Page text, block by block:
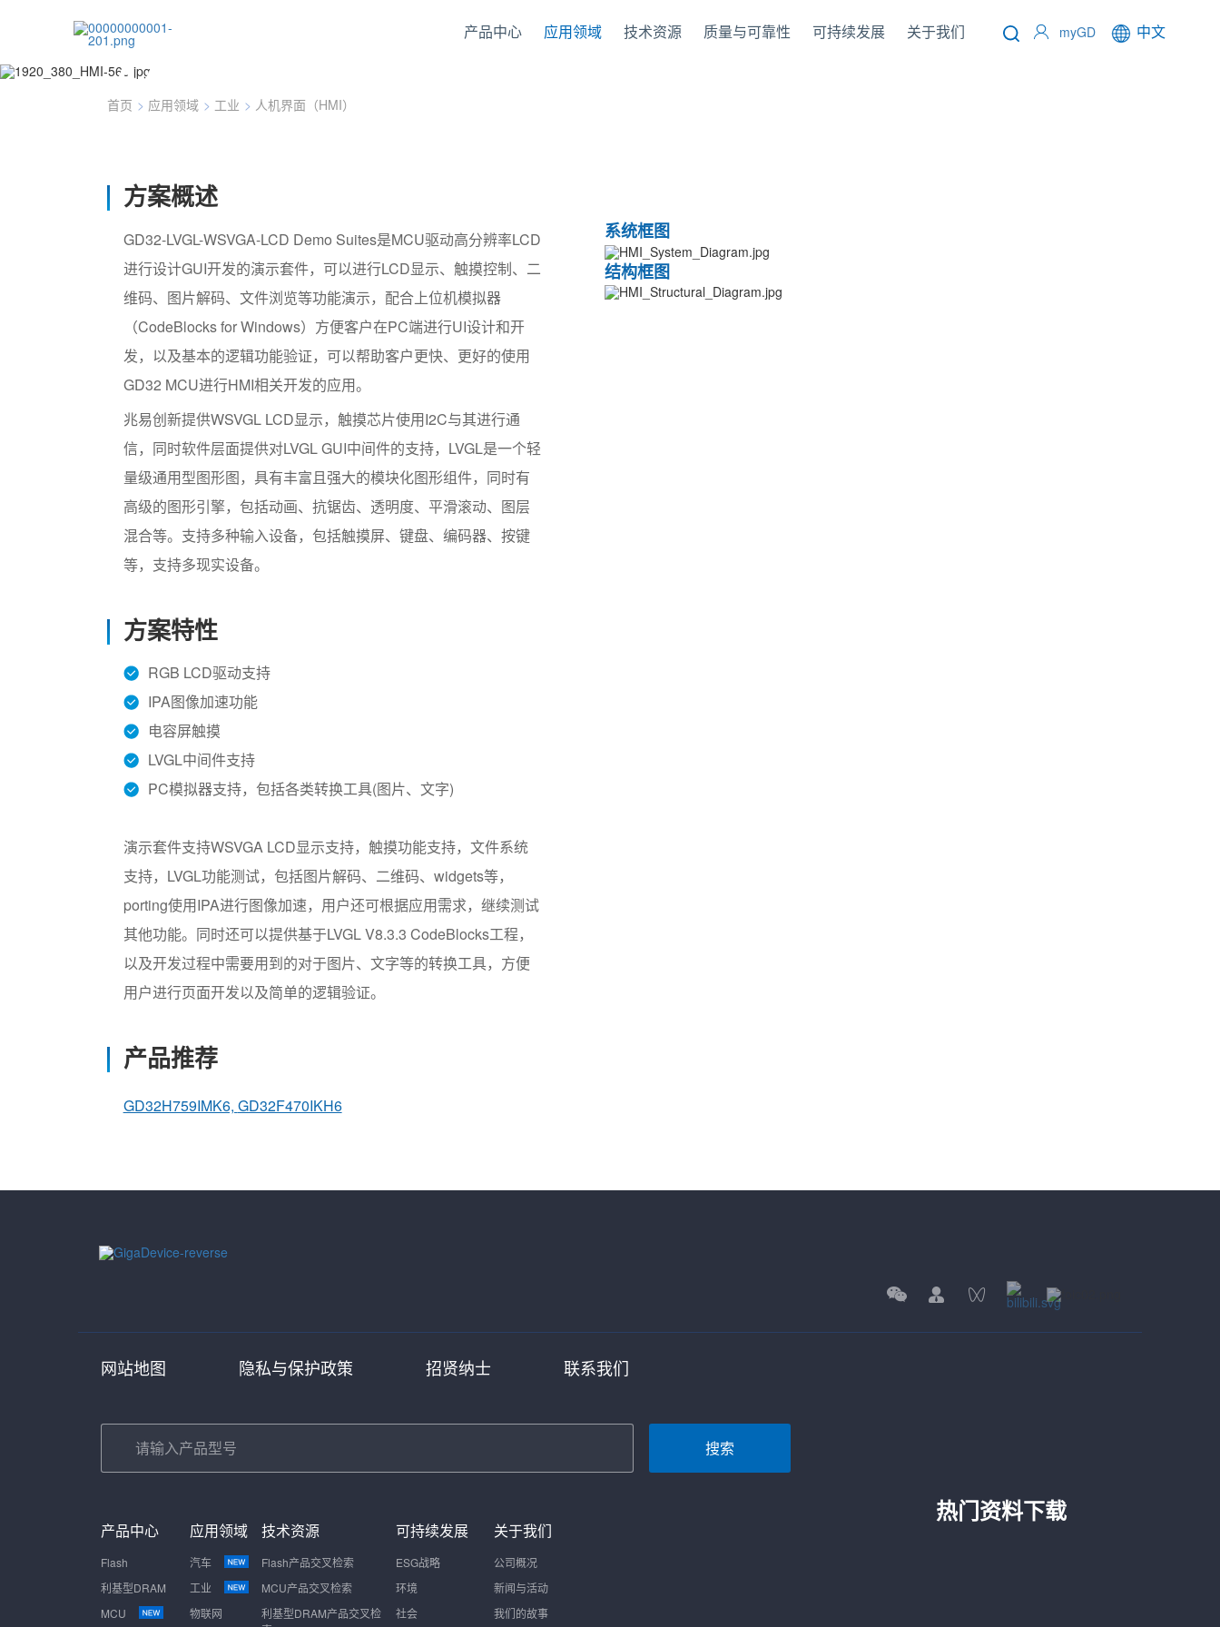
产品中心 应用领域 技术资源 质量与可靠性 可持续发展 关于我们 myGD 中文
人机界面（HMI）
首页 > 应用领域 > 工业 > 人机界面（HMI）
方案概述
GD32-LVGL-WSVGA-LCD Demo Suites是MCU驱动高分辨率LCD
进行设计GUI开发的演示套件，可以进行LCD显示、触摸控制、二
维码、图片解码、文件浏览等功能演示，配合上位机模拟器
（CodeBlocks for Windows）方便客户在PC端进行UI设计和开
发，以及基本的逻辑功能验证，可以帮助客户更快、更好的使用
GD32 MCU进行HMI相关开发的应用。
兆易创新提供WSVGL LCD显示，触摸芯片使用I2C与其进行通
信，同时软件层面提供对LVGL GUI中间件的支持，LVGL是一个轻
量级通用型图形图，具有丰富且强大的模块化图形组件，同时有
高级的图形引擎，包括动画、抗锯齿、透明度、平滑滚动、图层
混合等。支持多种输入设备，包括触摸屏、键盘、编码器、按键
等，支持多现实设备。
方案特性
RGB LCD驱动支持
IPA图像加速功能
电容屏触摸
LVGL中间件支持
PC模拟器支持，包括各类转换工具(图片、文字)
演示套件支持WSVGA LCD显示支持，触摸功能支持，文件系统
支持，LVGL功能测试，包括图片解码、二维码、widgets等，
porting使用IPA进行图像加速，用户还可根据应用需求，继续测试
其他功能。同时还可以提供基于LVGL V8.3.3 CodeBlocks工程，
以及开发过程中需要用到的对于图片、文字等的转换工具，方便
用户进行页面开发以及简单的逻辑验证。
产品推荐
GD32H759IMK6, GD32F470IKH6
系统框图
结构框图
网站地图 隐私与保护政策 招贤纳士 联系我们
搜索
产品中心
Flash
利基型DRAM
MCU
应用领域
汽车
工业
物联网
技术资源
Flash产品交叉检索
MCU产品交叉检索
利基型DRAM产品交叉检
可持续发展
ESG战略
环境
社会
关于我们
公司概况
新闻与活动
我们的故事
热门资料下载